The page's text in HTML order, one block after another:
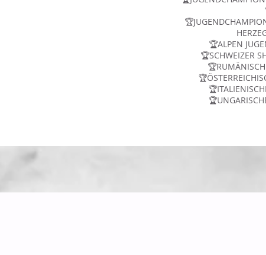
🏆ALPEN
🏆SCHWEIZER